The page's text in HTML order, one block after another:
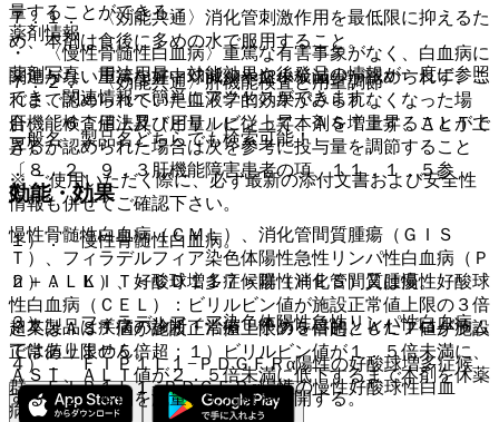
量することができる。
・ 〈慢性骨髄性白血病〉重篤な有害事象がなく、白血病に
関連がない重篤な好中球減少や血小板減少が認められず、こ
れまで認められていた血液学的効果がみられなくなった場
合、「６．用法及び用量」に従って本剤を増量することがで
きる。
効能・効果
１）． 慢性骨髄性白血病。
２）． ＫＩＴ＜ＣＤ１１７＞陽性消化管間質腫瘍。
３）． フィラデルフィア染色体陽性急性リンパ性白血病。
４）． ＦＩＰ１Ｌ１−ＰＤＧＦＲα陽性の好酸球増多症候
群、ＦＩＰ１Ｌ１−ＰＤＧＦＲα陽性の慢性好酸球性白血
病。
７．１． 〈効能共通〉消化管刺激作用を最低限に抑えるた
め、本剤は食後に多めの水で服用すること。
７．２． 〈効能共通〉肝機能検査と用量調節
肝機能検査値上昇（ビリルビン上昇、ＡＳＴ上昇、ＡＬＴ上
昇）が認められた場合は次を参考に投与量を調節すること
〔８．２、９．３肝機能障害患者の項、１１．１．５参
照〕。
慢性骨髄性白血病（ＣＭＬ）、消化管間質腫瘍（ＧＩＳ
Ｔ）、フィラデルフィア染色体陽性急性リンパ性白血病（Ｐ
ｈ＋ＡＬＬ）、好酸球増多症候群（ＨＥＳ）又は慢性好酸球
性白血病（ＣＥＬ）：ビリルビン値が施設正常値上限の３倍
超又はＡＳＴ値が施設正常値上限の５倍超、ＡＬＴ値が施設
正常値上限の５倍超；１）ビリルビン値が１．５倍未満に、
ＡＳＴ、ＡＬＴ値が２．５倍未満に低下するまで本剤を休薬
する、２）本剤を減量して治療を再開する。
薬剤情報
薬剤写真、用法用量、効能効果や後発品の情報が一度に参照
でき、関連情報へ簡単にアクセスができます。
一般名、製品名どちらでも検索可能！
※ ご使用いただく際に、必ず最新の添付文書および安全性
情報も併せてご確認下さい。
※本製品は疾病の診断・治療・予防を目的としたプログラム
ではありません。